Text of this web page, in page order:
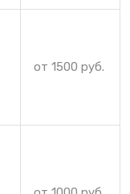
от 1500 руб.